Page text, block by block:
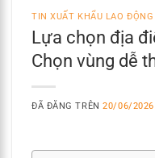
TIN XUẤT KHẨU LAO ĐỘNG
Lựa chọn địa
Chọn vùng dễ
ĐÃ ĐĂNG TRÊN20/06/2026